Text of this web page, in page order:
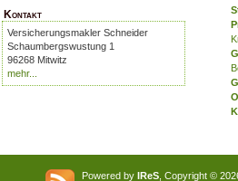
Kontakt
Versicherungsmakler Schneider
Schaumbergswustung 1
96268 Mitwitz
mehr...
Powered by IReS , Copyright ©